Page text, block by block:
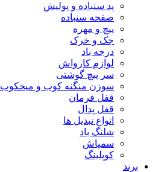
پد سنباده و پولیش
صفحه سنباده
پیچ و مهره
جک و خرک
درجه باد
لوازم کارواش
سر پیچ گوشتی
سوزن منگنه کوب و میخکوب
قفل فرمان
قفل پدال
انواع تبدیل ها
شلنگ باد
سمپاش
کوپلینگ
برند